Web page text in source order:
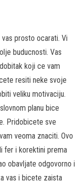
prosto ocarati. Vi
buducnosti. Vas
koji ce vam
resiti neke svoje
veliku motivaciju.
planu bice
Pridobicete sve
veoma znaciti. Ovo
fer i korektini prema
obavljate odgovorno i
vas i bicete zaista